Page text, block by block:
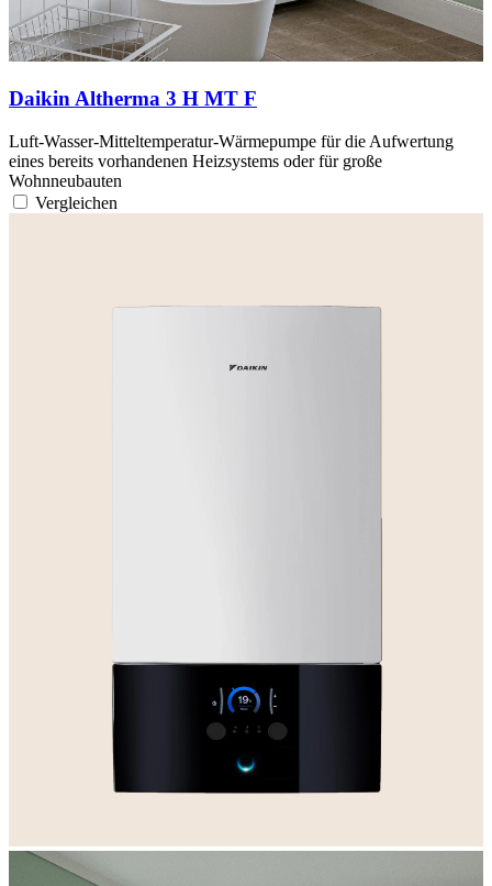
Daikin Altherma 3 H MT F
Luft-Wasser-Mitteltemperatur-Wärmepumpe für die Aufwertung
eines bereits vorhandenen Heizsystems oder für große
Wohnneubauten
Vergleichen